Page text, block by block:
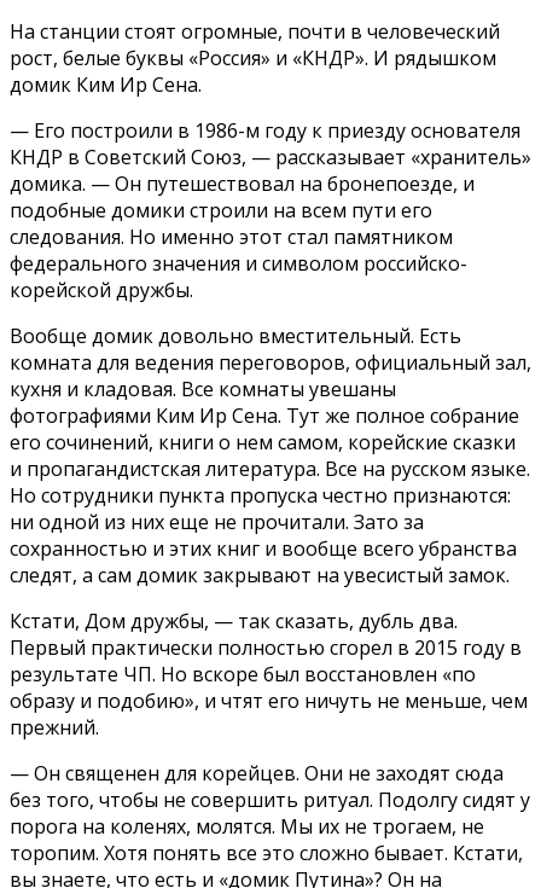
На станции стоят огромные, почти в человеческий
рост, белые буквы «Россия» и «КНДР». И рядышком
домик Ким Ир Сена.
— Его построили в 1986-м году к приезду основателя
КНДР в Советский Союз, — рассказывает «хранитель»
домика. — Он путешествовал на бронепоезде, и
подобные домики строили на всем пути его
следования. Но именно этот стал памятником
федерального значения и символом российско-
корейской дружбы.
Вообще домик довольно вместительный. Есть
комната для ведения переговоров, официальный зал,
кухня и кладовая. Все комнаты увешаны
фотографиями Ким Ир Сена. Тут же полное собрание
его сочинений, книги о нем самом, корейские сказки
и пропагандистская литература. Все на русском языке.
Но сотрудники пункта пропуска честно признаются:
ни одной из них еще не прочитали. Зато за
сохранностью и этих книг и вообще всего убранства
следят, а сам домик закрывают на увесистый замок.
Кстати, Дом дружбы, — так сказать, дубль два.
Первый практически полностью сгорел в 2015 году в
результате ЧП. Но вскоре был восстановлен «по
образу и подобию», и чтят его ничуть не меньше, чем
прежний.
— Он священен для корейцев. Они не заходят сюда
без того, чтобы не совершить ритуал. Подолгу сидят у
порога на коленях, молятся. Мы их не трогаем, не
торопим. Хотя понять все это сложно бывает. Кстати,
вы знаете, что есть и «домик Путина»? Он на